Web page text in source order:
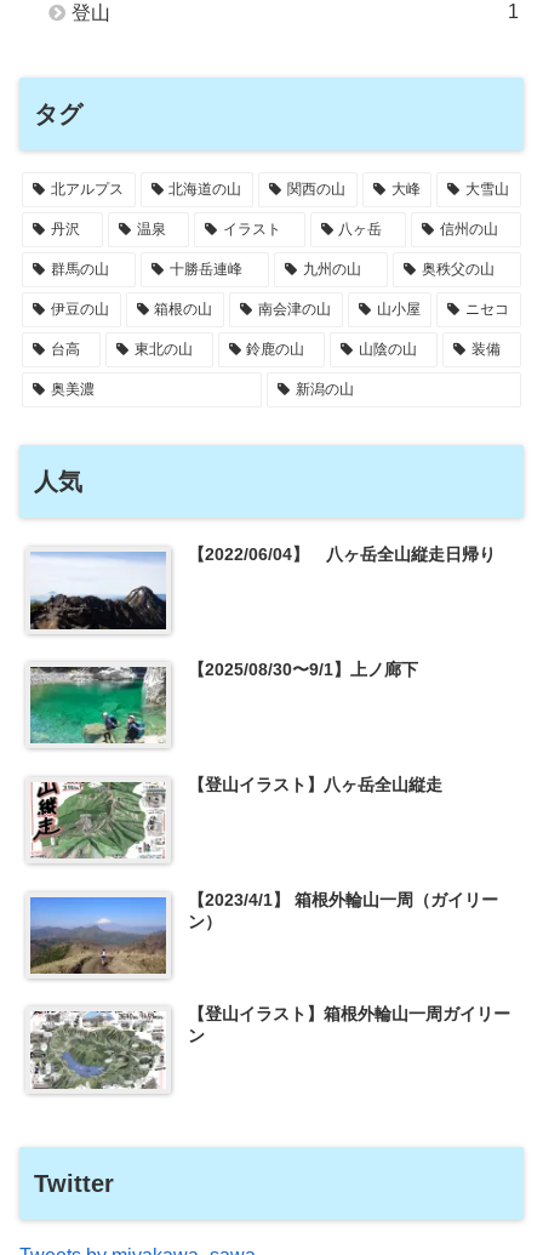
登山 1
タグ
北アルプス 北海道の山 関西の山 大峰 大雪山
丹沢 温泉 イラスト 八ヶ岳 信州の山
群馬の山 十勝岳連峰 九州の山 奥秩父の山
伊豆の山 箱根の山 南会津の山 山小屋 ニセコ
台高 東北の山 鈴鹿の山 山陰の山 装備
奥美濃 新潟の山
人気
【2022/06/04】 八ヶ岳全山縦走日帰り
【2025/08/30〜9/1】上ノ廊下
【登山イラスト】八ヶ岳全山縦走
【2023/4/1】 箱根外輪山一周（ガイリー
ン）
【登山イラスト】箱根外輪山一周ガイリー
ン
Twitter